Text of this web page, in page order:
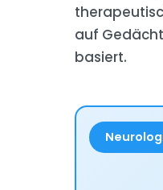
auf
basiert.